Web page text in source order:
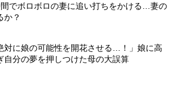
でボロボロの妻に追い打ちをかける…妻の
か？
対に娘の可能性を開花させる…！」娘に高
自分の夢を押しつけた母の大誤算